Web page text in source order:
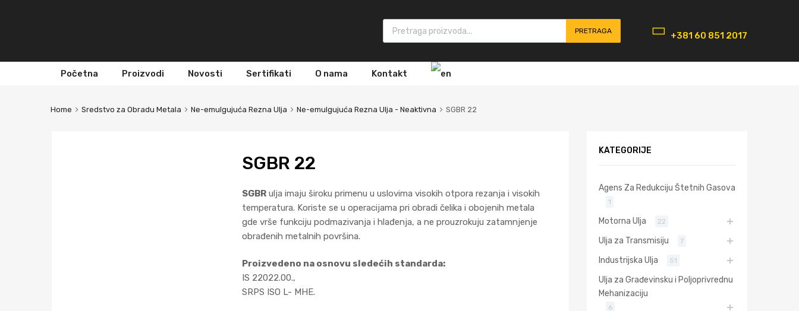
Products search PRETRAGA +381 60 851 2017
Početna Proizvodi Novosti Sertifikati O nama Kontakt
Home Sredstvo za Obradu Metala Ne-emulgujuća Rezna Ulja Ne-emulgujuća Rezna Ulja - Neaktivna SGBR 22
SGBR 22
SGBR ulja imaju široku primenu u uslovima visokih otpora rezanja i visokih
temperatura. Koriste se u operacijama pri obradi čelika i obojenih metala
gde vrše funkciju podmazivanja i hlađenja, a ne prouzrokuju zatamnjenje
obrađenih metalnih površina.
Proizvedeno na osnovu sledećih standarda:
IS 22022.00.,
SRPS ISO L- MHE.
KATEGORIJE
Agens Za Redukciju Štetnih Gasova
1
Motorna Ulja 22
Ulja za Transmisiju 7
Industrijska Ulja 51
Ulja za Građevinsku i Poljoprivrednu
Mehanizaciju
6